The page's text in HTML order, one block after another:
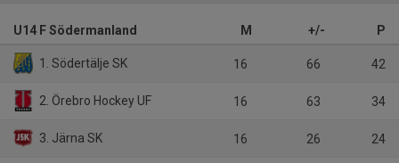
U14 F Södermanland M +/- P
1. Södertälje SK 16 66 42
2. Örebro Hockey UF 16 63 34
3. Järna SK 16 26 24